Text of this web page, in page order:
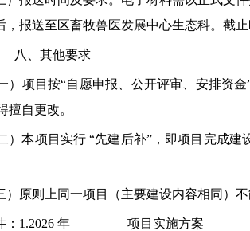
，报送至区畜牧兽医发展中心生态科。 截止
八 其他要求
） 项目按“自愿申报、公开评审、安排资
擅自更改。
）本项目实行 “先建后补”，即项目完成建
原则上同一项目（主要建设内容相同）
： 1.2026 年 项目实施方案